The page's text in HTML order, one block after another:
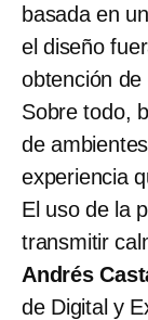
basada en
el diseño
obtención
Sobre todo,
de
experiencia
El uso de la
transmitir
Andrés
de Digital y